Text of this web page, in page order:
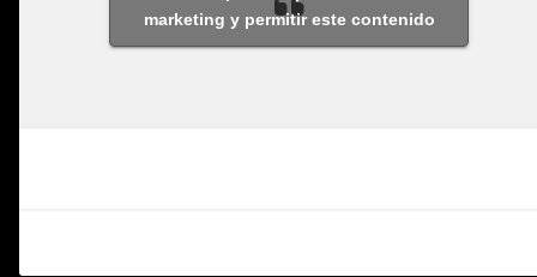
marketing y permitir este contenido